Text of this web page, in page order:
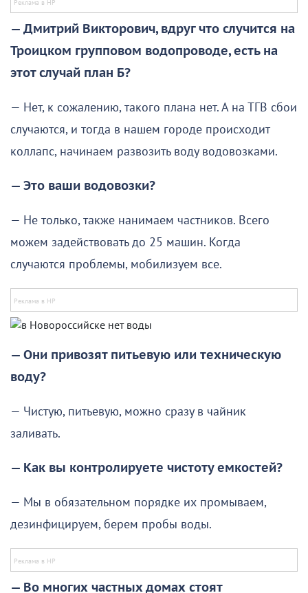
— Дмитрий Викторович, вдруг что случится на
Троицком групповом водопроводе, есть на
этот случай план Б?
— Нет, к сожалению, такого плана нет. А на ТГВ сбои
случаются, и тогда в нашем городе происходит
коллапс, начинаем развозить воду водовозками.
— Это ваши водовозки?
— Не только, также нанимаем частников. Всего
можем задействовать до 25 машин. Когда
случаются проблемы, мобилизуем все.
— Они привозят питьевую или техническую
воду?
— Чистую, питьевую, можно сразу в чайник
заливать.
— Как вы контролируете чистоту емкостей?
— Мы в обязательном порядке их промываем,
дезинфицируем, берем пробы воды.
— Во многих частных домах стоят